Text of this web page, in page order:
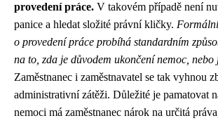
provedení práce. V takovém případě není
panice a hledat složité právní kličky.
o provedení práce probíhá standardním
na to, zda je důvodem ukončení nemoc, nebo
Zaměstnanec i zaměstnavatel se tak vyhnou
administrativní zátěži. Důležité je pamatovat
nemoci má zaměstnanec nárok na určitá